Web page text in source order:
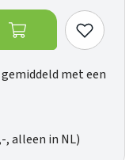
met een
, alleen in NL)